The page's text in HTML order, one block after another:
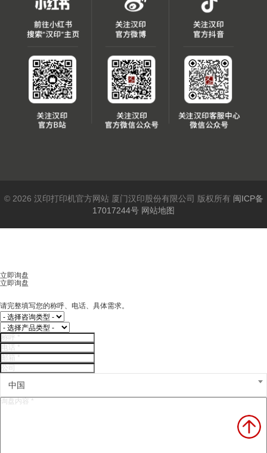
© 2026 汉印打印机官方网站 厦门汉印股份有限公司 版权所有 闽ICP备
17017244号 网站地图
立即询盘
立即询盘
请完整填写您的称呼、电话、具体需求。
中国